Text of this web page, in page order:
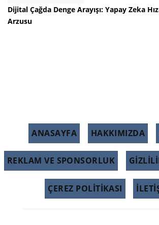
Dijital Çağda Denge Arayışı: Yapay Zeka
Arzusu
ANASAYFA HAKKIMIZDA
REKLAM VE SPONSORLUK
ÇEREZ POLITIKASI